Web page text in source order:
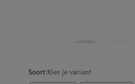
Soort:Kies je variant